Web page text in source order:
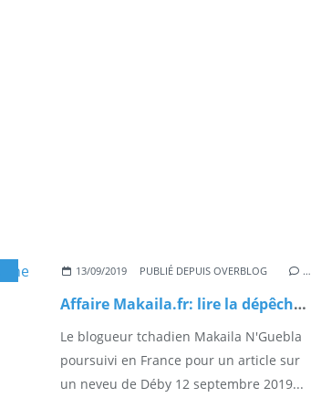
13/09/2019 PUBLIÉ DEPUIS OVERBLOG …
Affaire Makaila.fr: lire la dépêche Afp depuis la France
Le blogueur tchadien Makaila N'Guebla
poursuivi en France pour un article sur
un neveu de Déby 12 septembre 2019...